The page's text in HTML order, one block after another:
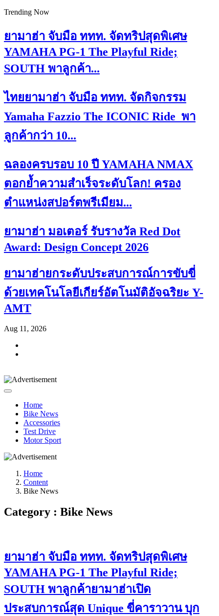
Trending Now
ยามาฮ่า จับมือ ททท. จัดทริปสุดพิเศษ
YAMAHA PG-1 The Playful Ride;
SOUTH พาลูกค้า...
ไทยยามาฮ่า จับมือ ททท. จัดกิจกรรม
Yamaha Fazzio The ICONIC Ride พา
ลูกค้ากว่า 10...
ฉลองครบรอบ 10 ปี YAMAHA NMAX
ตอกย้ำความสำเร็จระดับโลก! ครอง
ตำแหน่งสปอร์ตพรีเมียม...
ยามาฮ่า มอเตอร์ รับรางวัล Red Dot
Award: Design Concept 2026
ยามาฮ่ายกระดับประสบการณ์การขับขี่
ด้วยเทคโนโลยีเกียร์อัตโนมัติอัจฉริยะ Y-
AMT
Aug 11, 2026
Home
Bike News
Accessories
Test Drive
Motor Sport
Home
Content
Bike News
Category : Bike News
ยามาฮ่า จับมือ ททท. จัดทริปสุดพิเศษ
YAMAHA PG-1 The Playful Ride;
SOUTH พาลูกค้ายามาฮ่าเปิด
ประสบการณ์สุด Unique ขี่คาราวาน บุก